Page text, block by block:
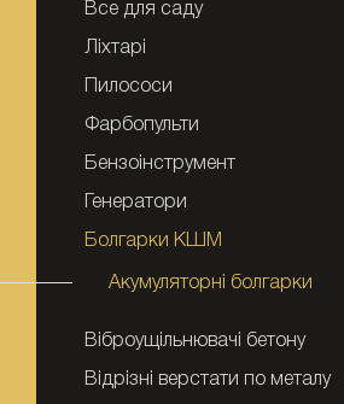
Все для саду
Ліхтарі
Пилососи
Фарбопульти
Бензоінструмент
Генератори
Болгарки КШМ
Акумуляторні болгарки
Віброущільнювачі бетону
Відрізні верстати по металу